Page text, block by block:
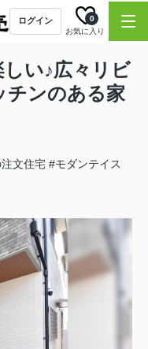
ログイン
お気に入り
0
い♪広々リビ
チンのある家
文住宅 #モダンテイス